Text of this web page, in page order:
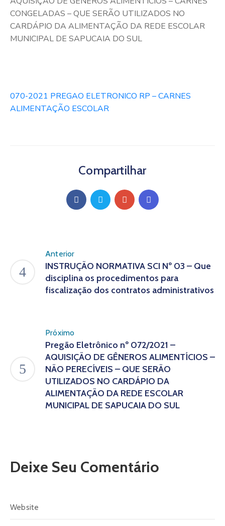
CONGELADAS – QUE SERÃO UTILIZADOS NO
CARDÁPIO DA ALIMENTAÇÃO DA REDE ESCOLAR
MUNICIPAL DE SAPUCAIA DO SUL
070-2021 PREGAO ELETRONICO RP – CARNES
ALIMENTAÇÃO ESCOLAR
Compartilhar
Anterior
INSTRUÇÃO NORMATIVA SCI Nº 03 – Que
disciplina os procedimentos para
fiscalização dos contratos administrativos
Próximo
Pregão Eletrônico nº 072/2021 –
AQUISIÇÃO DE GÊNEROS ALIMENTÍCIOS –
NÃO PERECÍVEIS – QUE SERÃO
UTILIZADOS NO CARDÁPIO DA
ALIMENTAÇÃO DA REDE ESCOLAR
MUNICIPAL DE SAPUCAIA DO SUL
Deixe Seu Comentário